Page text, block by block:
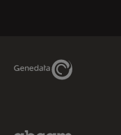
Genedata Link